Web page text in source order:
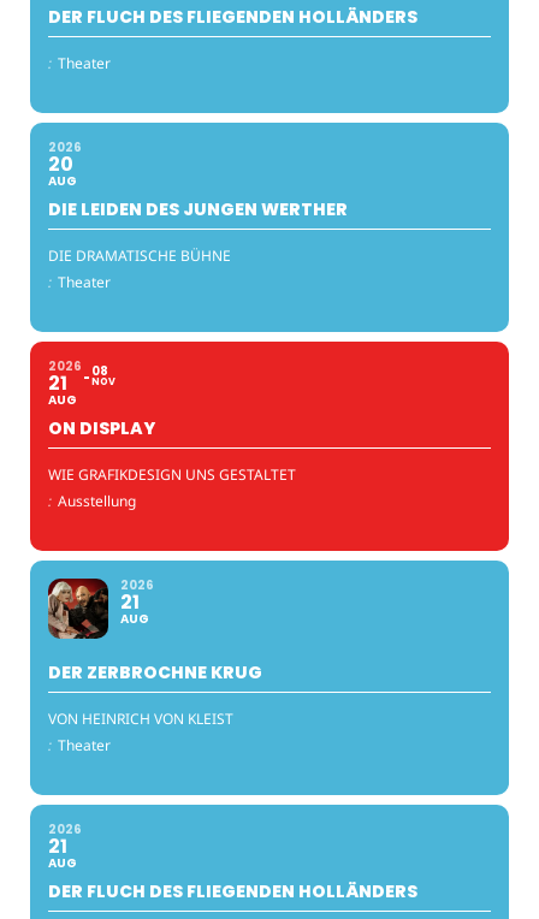
DER FLUCH DES FLIEGENDEN HOLLÄNDERS
: Theater
2026
20
AUG
DIE LEIDEN DES JUNGEN WERTHER
DIE DRAMATISCHE BÜHNE
: Theater
2026
21
AUG
08
NOV
ON DISPLAY
WIE GRAFIKDESIGN UNS GESTALTET
: Ausstellung
2026
21
AUG
DER ZERBROCHNE KRUG
VON HEINRICH VON KLEIST
: Theater
2026
21
AUG
DER FLUCH DES FLIEGENDEN HOLLÄNDERS